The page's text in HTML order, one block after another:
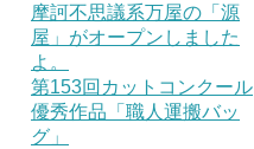
摩訶不思議系万屋の「源
屋」がオープンしました
よ。
第153回カットコンクール
優秀作品「職人運搬バッ
グ」